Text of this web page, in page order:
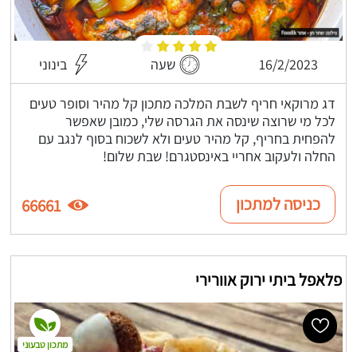
16/2/2023 שעה בינוני
דג מרוקאי חריף לשבת המלכה מתכון קל מהיר וסופר טעים
לכל מי שרוצה שינסה את הגרסה שלי, כמובן שאפשר
להפחית בחריף, קל מהיר טעים ולא לשכוח בסוף לנגב עם
החלה ולעקוב אחריי באינסטגרם! שבת שלום!
כניסה למתכון 66661
פלאפל ביתי ירוק אוורירי
מתכון טבעוני